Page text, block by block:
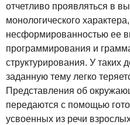
отчетливо проявляться в
монологического
несформированностью ее
программирования и
структурирования. У таких
заданную тему легко
Представления об
передаются с помощью
усвоенных из речи